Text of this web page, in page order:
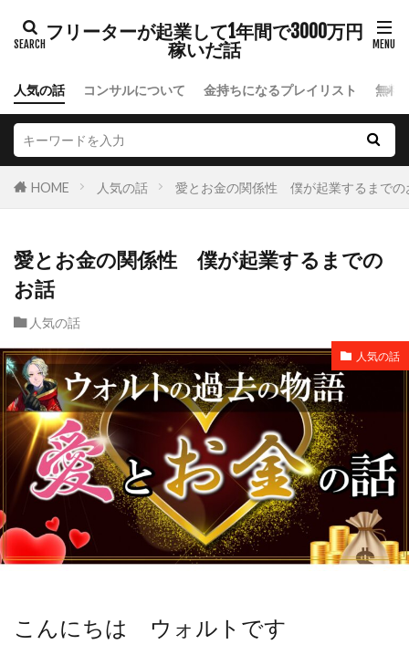
フリーターが起業して1年間で3000万円
稼いだ話
人気の話 コンサルについて 金持ちになるプレイリスト 無料
HOME 人気の話 愛とお金の関係性 僕が起業するまでの
愛とお金の関係性 僕が起業するまでの
お話
人気の話
人気の話
こんにちは ウォルトです